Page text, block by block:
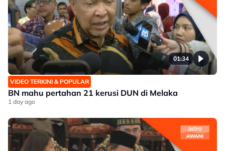
01:34
VIDEO TERKINI & POPULAR
BN mahu pertahan 21 kerusi DUN di Melaka
1 day ago